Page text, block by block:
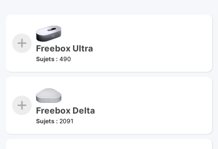
Freebox Ultra
Sujets : 490
Freebox Delta
Sujets : 2091